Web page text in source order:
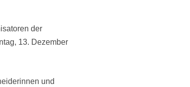
der
13. Dezember
und